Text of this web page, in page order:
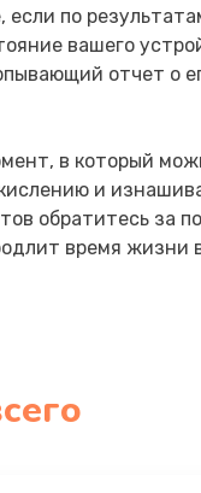
по
вашего
отчет о
в который
и
обратитесь за
время жизни